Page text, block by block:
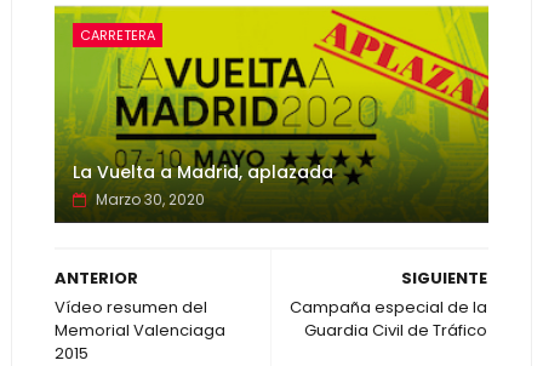
CARRETERA
La Vuelta a Madrid, aplazada
Marzo 30, 2020
SIGUIENTE
Campaña especial de la
Guardia Civil de Tráfico
ANTERIOR
Vídeo resumen del
Memorial Valenciaga
2015